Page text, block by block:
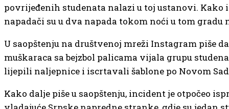
povrijeđenih studenata nalazi u toj ustanovi. Kako
napadači su u dva napada tokom noći u tom gradu
U saopštenju na društvenoj mreži Instagram piše
muškaraca sa bejzbol palicama vijala grupu
lijepili naljepnice i iscrtavali šablone po Novom
Kako dalje piše u saopštenju, incident je otpočeo